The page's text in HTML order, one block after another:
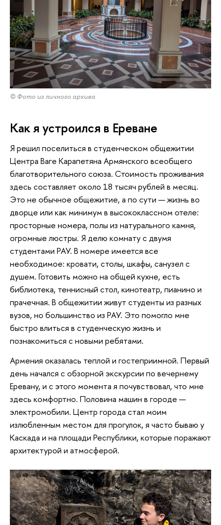
© Фото из личного архива
Как я устроился в Ереване
Я решил поселиться в студенческом общежитии
Центра Ваге Карапетяна Армянского всеобщего
благотворительного союза. Стоимость проживания
здесь составляет около 18 тысяч рублей в месяц.
Это не обычное общежитие, а по сути — жизнь во
дворце или как минимум в высококлассном отеле:
просторные номера, полы из натурального камня,
огромные люстры. Я делю комнату с двумя
студентами РАУ. В номере имеется все
необходимое: кровати, столы, шкафы, санузел с
душем. Готовить можно на общей кухне, есть
библиотека, теннисный стол, кинотеатр, пианино и
прачечная. В общежитии живут студенты из разных
вузов, но большинство из РАУ. Это помогло мне
быстро влиться в студенческую жизнь и
познакомиться с новыми ребятами.
Армения оказалась теплой и гостеприимной. Первый
день начался с обзорной экскурсии по вечернему
Еревану, и с этого момента я почувствовал, что мне
здесь комфортно. Половина машин в городе —
электромобили. Центр города стал моим
излюбленным местом для прогулок, я часто бываю у
Каскада и на площади Республики, которые поражают
архитектурой и атмосферой.